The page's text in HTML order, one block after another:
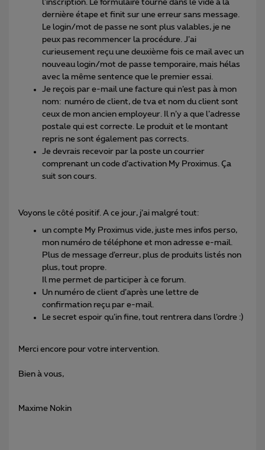
l’inscription. Le formulaire tourne dans le vide à la
dernière étape et finit sur une erreur sans message.
Le login/mot de passe ne sont plus valables, je ne
peux pas recommencer la procédure. J’ai
curieusement reçu une deuxième fois ce mail avec un
nouveau login/mot de passe temporaire, mais hélas
avec la même sentence que le premier essai.
Je reçois par e-mail une facture qui n’est pas à mon
nom: numéro de client, de tva et nom du client sont
ceux de mon ancien employeur. Il n’y a que l’adresse
postale qui est correcte. Le produit et le montant
repris ne sont également pas corrects.
Je devrais recevoir par la poste un courrier
comprenant un code d’activation My Proximus. Ça
suit son cours.
Voyons le côté positif. A ce jour, j’ai malgré tout:
un compte My Proximus vide, juste mes infos perso,
mon numéro de téléphone et mon adresse e-mail.
Plus de message d’erreur, plus de produits listés non
plus, tout propre.
Il me permet de participer à ce forum.
Un numéro de client d’après une lettre de
confirmation reçu par e-mail.
Le secret espoir qu’in fine, tout rentrera dans l’ordre :)
Merci encore pour votre intervention.
Bien à vous,
Maxime Nokin